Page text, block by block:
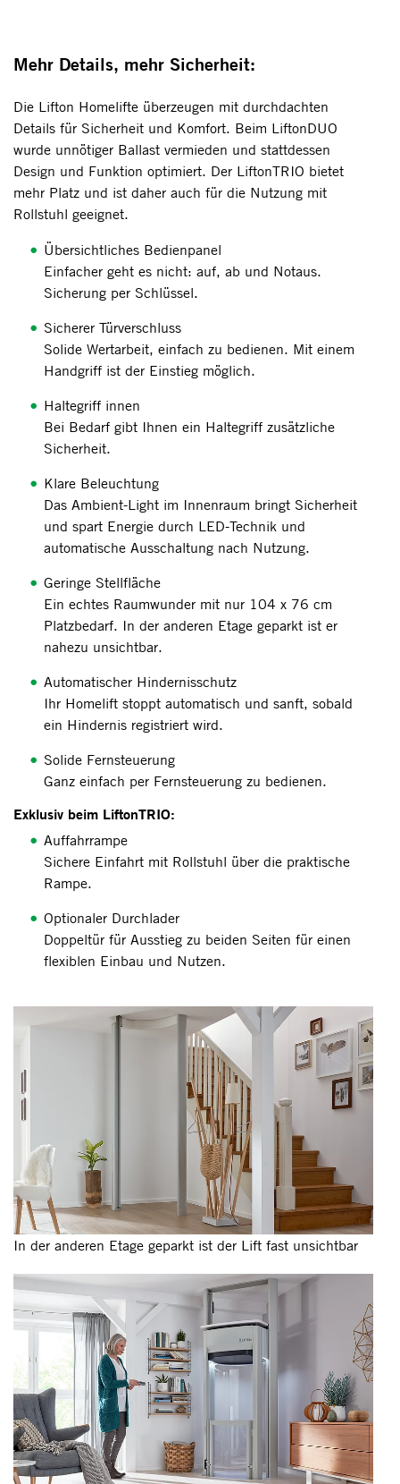
Mehr Details, mehr Sicherheit:
Die Lifton Homelifte überzeugen mit durchdachten
Details für Sicherheit und Komfort. Beim LiftonDUO
wurde unnötiger Ballast vermieden und stattdessen
Design und Funktion optimiert. Der LiftonTRIO bietet
mehr Platz und ist daher auch für die Nutzung mit
Rollstuhl geeignet.
Übersichtliches Bedienpanel
Einfacher geht es nicht: auf, ab und Notaus.
Sicherung per Schlüssel.
Sicherer Türverschluss
Solide Wertarbeit, einfach zu bedienen. Mit einem
Handgriff ist der Einstieg möglich.
Haltegriff innen
Bei Bedarf gibt Ihnen ein Haltegriff zusätzliche
Sicherheit.
Klare Beleuchtung
Das Ambient-Light im Innenraum bringt Sicherheit
und spart Energie durch LED-Technik und
automatische Ausschaltung nach Nutzung.
Geringe Stellfläche
Ein echtes Raumwunder mit nur 104 x 76 cm
Platzbedarf. In der anderen Etage geparkt ist er
nahezu unsichtbar.
Automatischer Hindernisschutz
Ihr Homelift stoppt automatisch und sanft, sobald
ein Hindernis registriert wird.
Solide Fernsteuerung
Ganz einfach per Fernsteuerung zu bedienen.
Exklusiv beim LiftonTRIO:
Auffahrrampe
Sichere Einfahrt mit Rollstuhl über die praktische
Rampe.
Optionaler Durchlader
Doppeltür für Ausstieg zu beiden Seiten für einen
flexiblen Einbau und Nutzen.
In der anderen Etage geparkt ist der Lift fast unsichtbar